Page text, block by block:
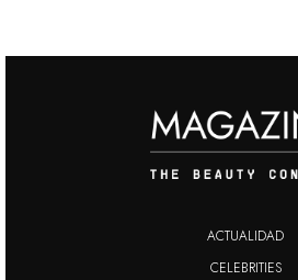
ACTUALIDAD
CELEBRITIES